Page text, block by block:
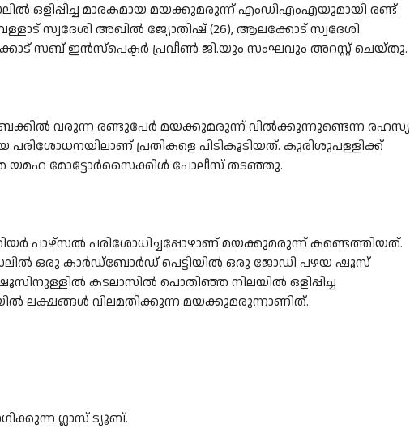
ഒളിപ്പിച്ച മാരകമായ മയക്കുമരുന്ന് എംഡിഎംഎയുമായി രണ്ട്
സ്വദേശി അഖിൽ ജ്യോതിഷ് (26), ആലക്കോട് സ്വദേശി
സബ് ഇൻസ്‌പെക്ടർ പ്രവീൺ ജി.യും സംഘവും അറസ്റ്റ് ചെയ്തു.
വരുന്ന രണ്ടുപേർ മയക്കുമരുന്ന് വിൽക്കുന്നുണ്ടെന്ന രഹസ്യ
പരിശോധനയിലാണ് പ്രതികളെ പിടികൂടിയത്. കുരിശുപള്ളിക്ക്
യമഹ മോട്ടോർസൈക്കിൾ പോലീസ് തടഞ്ഞു.
പാഴ്‌സൽ പരിശോധിച്ചപ്പോഴാണ് മയക്കുമരുന്ന് കണ്ടെത്തിയത്.
ഒരു കാർഡ്‌ബോർഡ് പെട്ടിയിൽ ഒരു ജോഡി പഴയ ഷൂസ്
കടലാസിൽ പൊതിഞ്ഞ നിലയിൽ ഒളിപ്പിച്ച
ലക്ഷങ്ങൾ വിലമതിക്കുന്ന മയക്കുമരുന്നാണിത്.
ഗ്ലാസ് ട്യൂബ്.